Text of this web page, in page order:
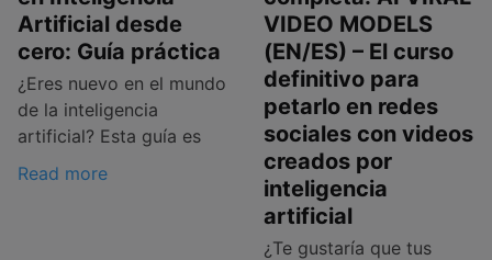
Artificial desde
cero: Guía práctica
¿Eres nuevo en el mundo
de la inteligencia
artificial? Esta guía es
Read more
VIDEO MODELS
(EN/ES) – El curso
definitivo para
petarlo en redes
sociales con videos
creados por
inteligencia
artificial
¿Te gustaría que tus